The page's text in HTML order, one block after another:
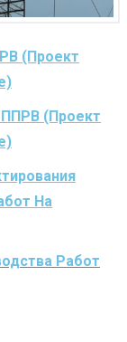
(Проект
(Проект
На
Работ